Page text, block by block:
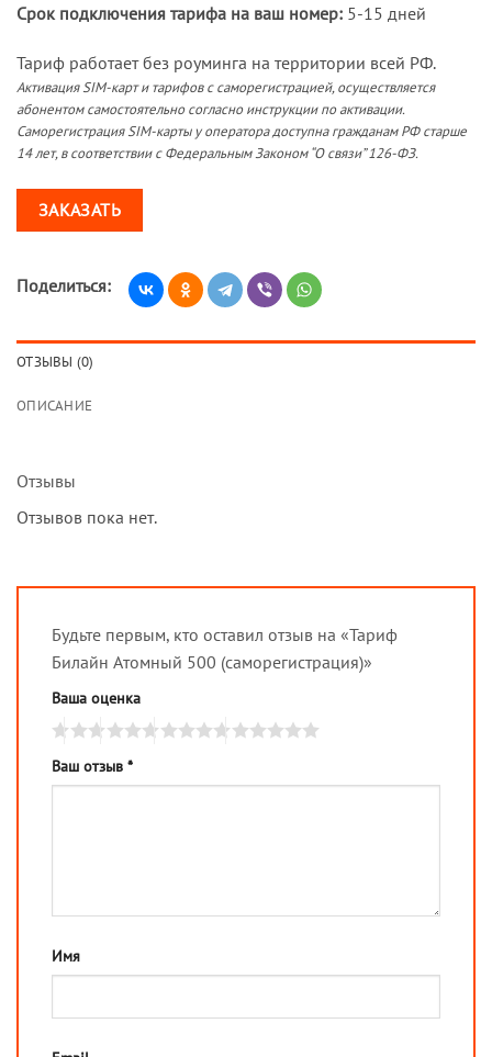
Срок подключения тарифа на ваш номер: 5-15 дней
Тариф работает без роуминга на территории всей РФ.
Активация SIM-карт и тарифов с саморегистрацией, осуществляется
абонентом самостоятельно согласно инструкции по активации.
Саморегистрация SIM-карты у оператора доступна гражданам РФ старше
14 лет, в соответствии с Федеральным Законом “О связи” 126-ФЗ.
ЗАКАЗАТЬ
Поделиться:
ОТЗЫВЫ (0)
ОПИСАНИЕ
Отзывы
Отзывов пока нет.
Будьте первым, кто оставил отзыв на «Тариф
Билайн Атомный 500 (саморегистрация)»
Ваша оценка
Ваш отзыв *
Имя